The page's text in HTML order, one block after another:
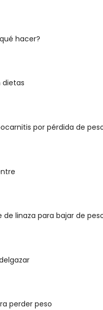
hacer?
dietas
por pérdida de
linaza para bajar de
perder peso